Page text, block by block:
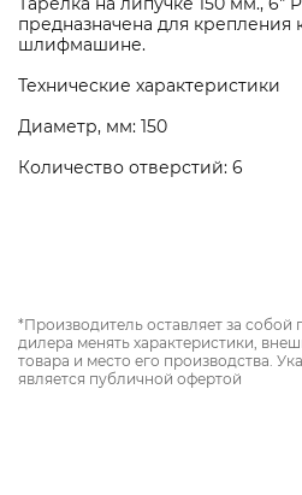
предназначена для крепления
шлифмашине.
Технические характеристики
Диаметр, мм: 150
Количество отверстий: 6
*Производитель оставляет за собой
дилера менять характеристики,
товара и место его производства.
является публичной офертой